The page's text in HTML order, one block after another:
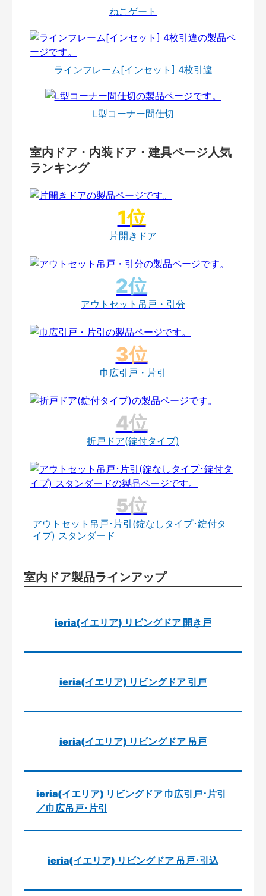
ねこゲート
ラインフレーム[インセット] 4枚引違
L型コーナー間仕切
室内ドア・内装ドア・建具ページ人気
ランキング
片開きドア
アウトセット吊戸・引分
巾広引戸・片引
折戸ドア(錠付タイプ)
アウトセット吊戸･片引(錠なしタイプ･錠付タ
イプ) スタンダード
室内ドア製品ラインアップ
ieria(イエリア) リビングドア 開き戸
ieria(イエリア) リビングドア 引戸
ieria(イエリア) リビングドア 吊戸
ieria(イエリア) リビングドア 巾広引戸･片引
／巾広吊戸･片引
ieria(イエリア) リビングドア 吊戸･引込